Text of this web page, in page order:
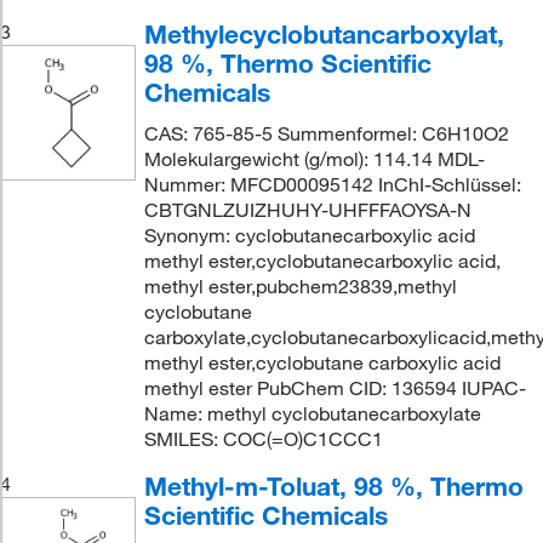
3
Methylecyclobutancarboxylat,
98 %, Thermo Scientific
Chemicals
CAS: 765-85-5 Summenformel: C6H10O2
Molekulargewicht (g/mol): 114.14 MDL-
Nummer: MFCD00095142 InChI-Schlüssel:
CBTGNLZUIZHUHY-UHFFFAOYSA-N
Synonym: cyclobutanecarboxylic acid
methyl ester,cyclobutanecarboxylic acid,
methyl ester,pubchem23839,methyl
cyclobutane
methyl ester,cyclobutane carboxylic acid
methyl ester PubChem CID: 136594 IUPAC-
Name: methyl cyclobutanecarboxylate
SMILES: COC(=O)C1CCC1
4
Methyl-m-Toluat, 98 %, Thermo
Scientific Chemicals